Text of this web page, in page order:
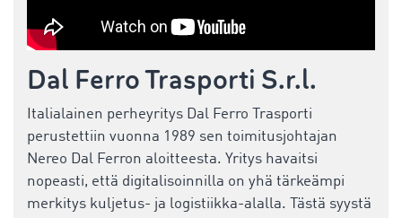
Dal Ferro Trasporti S.r.l.
Italialainen perheyritys Dal Ferro Trasporti
perustettiin vuonna 1989 sen toimitusjohtajan
Nereo Dal Ferron aloitteesta. Yritys havaitsi
nopeasti, että digitalisoinnilla on yhä tärkeämpi
merkitys kuljetus- ja logistiikka-alalla. Tästä syystä